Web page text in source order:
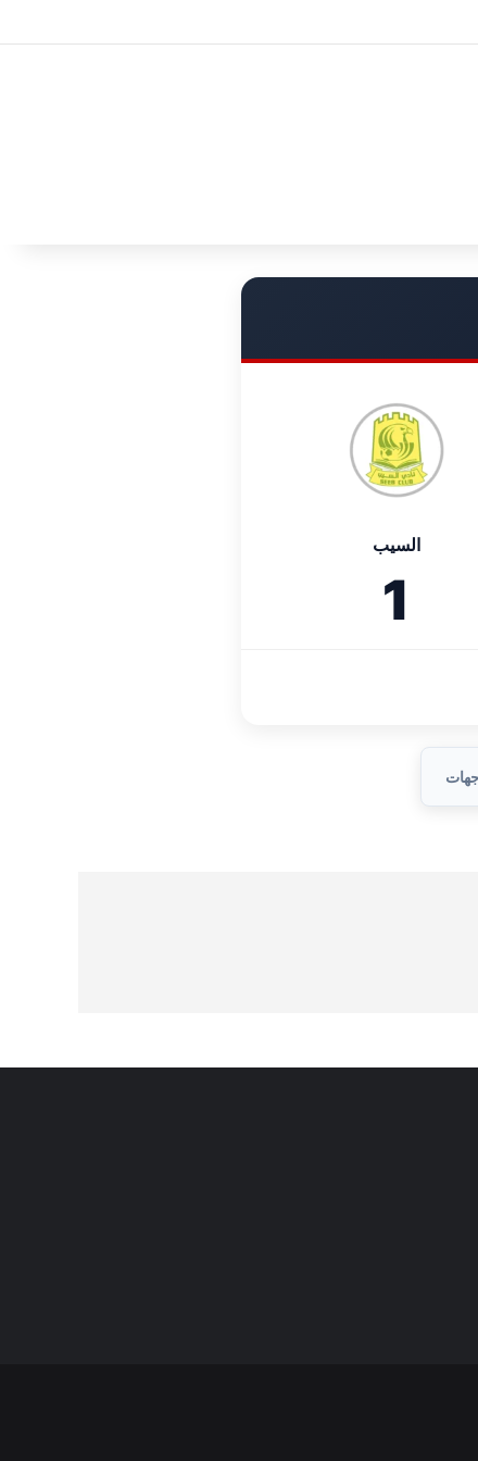
السيب
1